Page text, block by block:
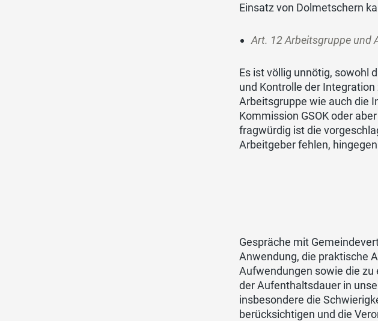
Einsatz von Dolmetschern
Art. 12 Arbeitsgruppe und
Es ist völlig unnötig, sowohl
und Kontrolle der
Arbeitsgruppe wie auch die
Kommission GSOK oder
fragwürdig ist die
Arbeitgeber fehlen,
Gespräche mit
Anwendung, die praktische
Aufwendungen sowie die
der Aufenthaltsdauer in
insbesondere die
berücksichtigen und die